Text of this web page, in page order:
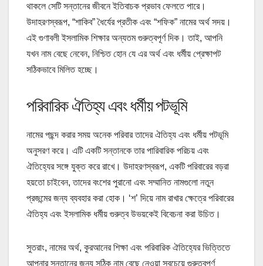
থাকলে সেটি সন্তানের জীবনে ইতিবাচক প্রভাব ফেলতে পারে।
উদাহরণস্বরূপ, “শাকিব” ধৈর্যের প্রতীক এবং “শফিক” নামের অর্থ সদয়।
এই গুণাবলী ইসলামিক শিক্ষার অন্যতম গুরুত্বপূর্ণ দিক। তাই, আপনি
যখন নাম বেছে নেবেন, নিশ্চিত হোন যে এর অর্থ এবং ধর্মীয় প্রেক্ষাপট
সঠিকভাবে মিলিত হচ্ছে।
পরিবারিক ঐতিহ্য এবং ধর্মীয় পটভূমি
নামের পছন্দ করার সময় অনেক পরিবার তাদের ঐতিহ্য এবং ধর্মীয় পটভূমি
অনুসরণ করে। এটি একটি সন্তানকে তার পারিবারিক পরিচয় এবং
ঐতিহ্যের সঙ্গে যুক্ত করে রাখে। উদাহরণস্বরূপ, একটি পরিবারের বড়রা
হয়তো চাইবেন, তাদের বংশের পুরানো এবং সম্মানিত নামগুলো নতুন
প্রজন্মের জন্য ব্যবহার করা হোক। ‘শ’ দিয়ে নাম রাখার ক্ষেত্রে পরিবারের
ঐতিহ্য এবং ইসলামিক ধর্মীয় গুরুত্ব উভয়কেই বিবেচনা করা উচিত।
সুতরাং, নামের অর্থ, কুরআনের শিক্ষা এবং পরিবারিক ঐতিহ্যের ভিত্তিতে
আপনার সন্তানের জন্য সঠিক নাম বেছে নেওয়া সবচেয়ে গুরুত্বপূর্ণ